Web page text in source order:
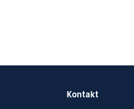
Kontakt